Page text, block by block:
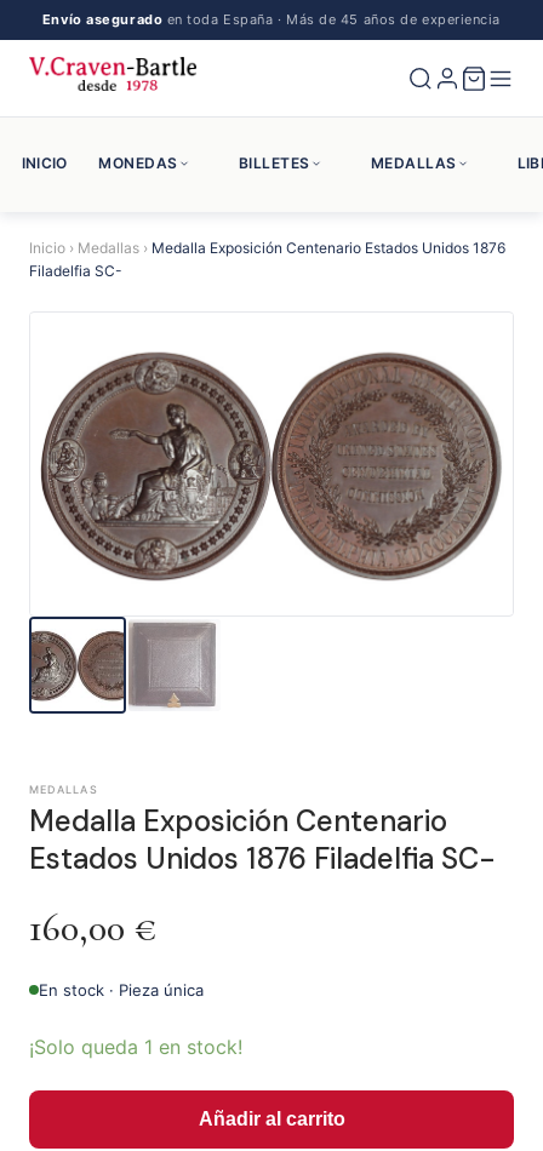
Envío asegurado en toda España · Más de 45 años de experiencia
INICIO MONEDAS BILLETES MEDALLAS
Inicio › Medallas › Medalla Exposición Centenario Estados Unidos 1876
Filadelfia SC-
MEDALLAS
Medalla Exposición Centenario
Estados Unidos 1876 Filadelfia SC-
160,00 €
En stock · Pieza única
¡Solo queda 1 en stock!
Añadir al carrito